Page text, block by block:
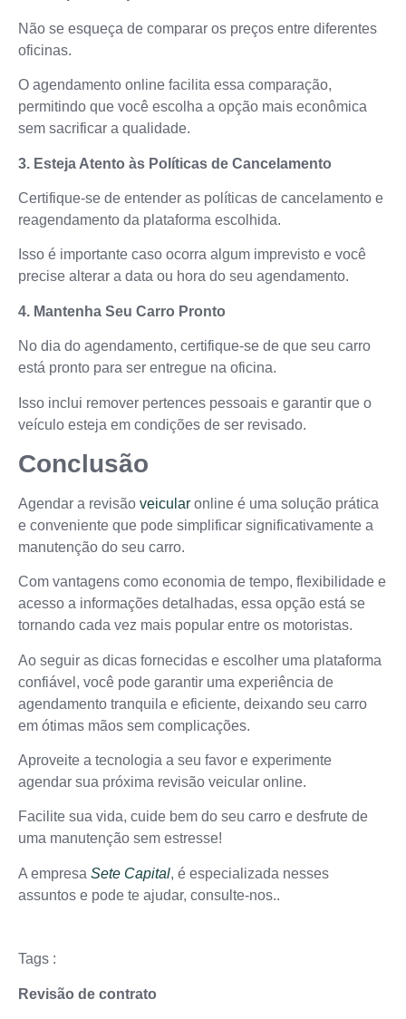
Não se esqueça de comparar os preços entre diferentes
oficinas.
O agendamento online facilita essa comparação,
permitindo que você escolha a opção mais econômica
sem sacrificar a qualidade.
3. Esteja Atento às Políticas de Cancelamento
Certifique-se de entender as políticas de cancelamento e
reagendamento da plataforma escolhida.
Isso é importante caso ocorra algum imprevisto e você
precise alterar a data ou hora do seu agendamento.
4. Mantenha Seu Carro Pronto
No dia do agendamento, certifique-se de que seu carro
está pronto para ser entregue na oficina.
Isso inclui remover pertences pessoais e garantir que o
veículo esteja em condições de ser revisado.
Conclusão
Agendar a revisão veicular online é uma solução prática
e conveniente que pode simplificar significativamente a
manutenção do seu carro.
Com vantagens como economia de tempo, flexibilidade e
acesso a informações detalhadas, essa opção está se
tornando cada vez mais popular entre os motoristas.
Ao seguir as dicas fornecidas e escolher uma plataforma
confiável, você pode garantir uma experiência de
agendamento tranquila e eficiente, deixando seu carro
em ótimas mãos sem complicações.
Aproveite a tecnologia a seu favor e experimente
agendar sua próxima revisão veicular online.
Facilite sua vida, cuide bem do seu carro e desfrute de
uma manutenção sem estresse!
A empresa Sete Capital, é especializada nesses
assuntos e pode te ajudar, consulte-nos..
Tags :
Revisão de contrato